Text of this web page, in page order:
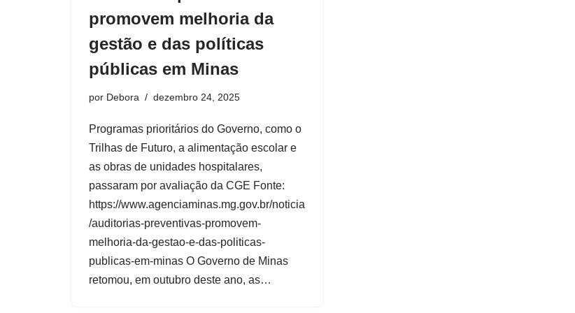
promovem melhoria da
gestão e das políticas
públicas em Minas
por Debora dezembro 24, 2025
Programas prioritários do Governo, como o
Trilhas de Futuro, a alimentação escolar e
as obras de unidades hospitalares,
passaram por avaliação da CGE Fonte:
https://www.agenciaminas.mg.gov.br/noticia
/auditorias-preventivas-promovem-
melhoria-da-gestao-e-das-politicas-
publicas-em-minas O Governo de Minas
retomou, em outubro deste ano, as…